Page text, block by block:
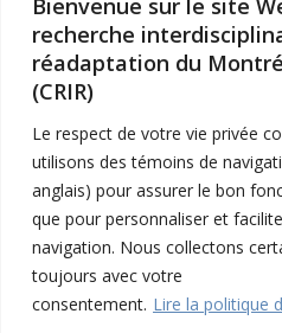
Bienvenue sur le site
recherche
réadaptation du
(CRIR)
Le respect de votre vie privée
utilisons des témoins de
anglais) pour assurer le bon
que pour personnaliser et
navigation. Nous collectons
toujours avec votre
consentement. Lire la politique
Copyright © 2026 CRIR .